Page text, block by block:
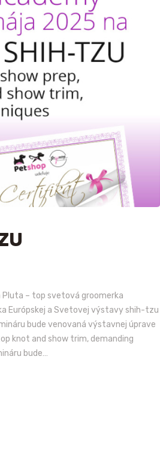
Pluta – top svetová groomerka
Európskej a Svetovej výstavy shih-tzu
bude venovaná výstavnej úprave
knot and show trim, demanding
bude…